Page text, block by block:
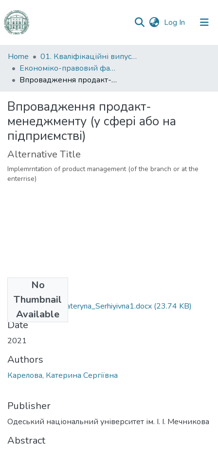
Log In (current)
Communities
&
Collections
Statistics
Home
01. Кваліфікаційні випускні роботи здобувачів вищої освіти
Економіко-правовий факультет
Впровадження продакт-менеджменту (у сфері або на підприємстві)
Впровадження продакт-
менеджменту (у сфері або на
підприємстві)
Alternative Title
Implemrntation of product management (of the branch or at the
enterrise)
No
Thumbnail
Available
073_Karelova_ Kateryna_Serhiyivna1.docx (23.74 KB)
Date
2021
Authors
Карелова, Катерина Сергіївна
Publisher
Одеський національний університет ім. І. І. Мечникова
Abstract